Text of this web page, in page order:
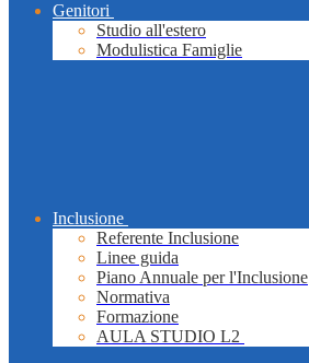
Genitori
Studio all'estero
Modulistica Famiglie
Inclusione
Referente Inclusione
Linee guida
Piano Annuale per l'Inclusione
Normativa
Formazione
AULA STUDIO L2